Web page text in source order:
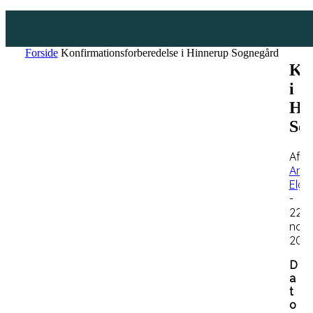
Forside Konfirmationsforberedelse i Hinnerup Sognegård
i
Af
-
22.
2021
D
a
t
o